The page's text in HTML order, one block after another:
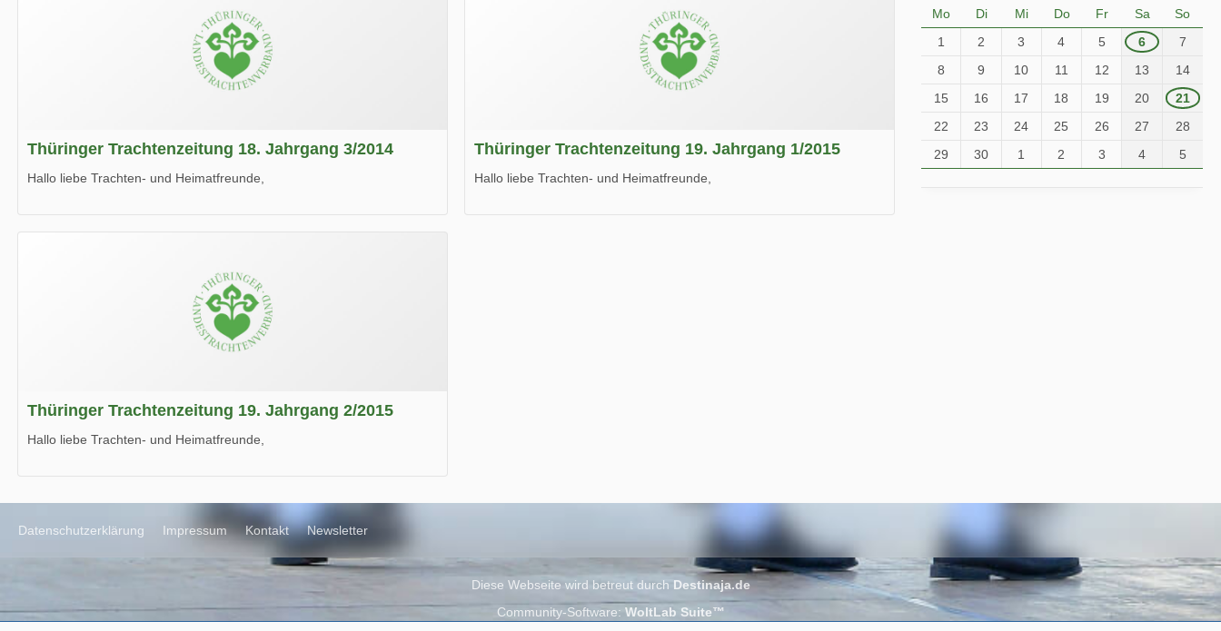
Thüringer Trachtenzeitung 18. Jahrgang 3/2014
Hallo liebe Trachten- und Heimatfreunde,
Wir wünschen Euch viel Spaß beim Lesen.
Thüringer Trachtenzeitung 19. Jahrgang 1/2015
Hallo liebe Trachten- und Heimatfreunde,
Thüringer Trachtenzeitung 19. Jahrgang 2/2015
Hallo liebe Trachten- und Heimatfreunde,
Mo Di Mi Do Fr Sa
So
1
2 3 4 5 6
7
8
9 10 11 12 13
14
15
16 17 18 19 20
21
22
23 24 25 26 27
28
29
30 1 2 3 4 5
Datenschutzerklärung Impressum Kontakt Newsletter
Diese Webseite wird betreut durch Destinaja.de
Community-Software: WoltLab Suite™